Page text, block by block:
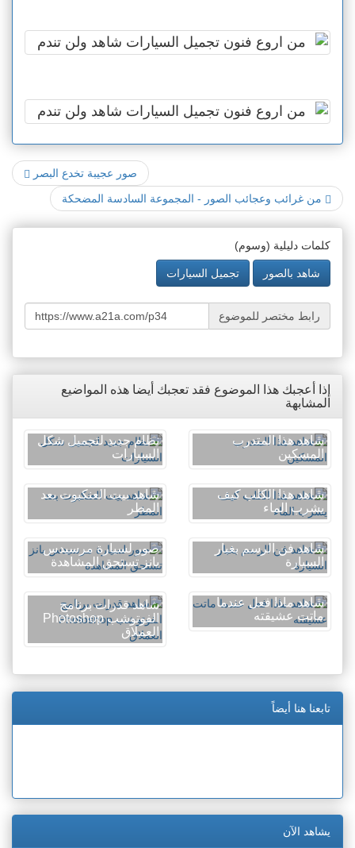
صور عجيبة تخدع البصر
من غرائب وعجائب الصور - المجموعة السادسة المضحكة
كلمات دليلية (وسوم)
شاهد بالصور تجميل السيارات
رابط مختصر للموضوع
إذا أعجبك هذا الموضوع فقد تعجبك أيضا هذه المواضيع
المشابهة
شاهد هذا المتدرب
المسكين
نظام جديد لتجميل شكل
السيارات
شاهد هذا الكلب كيف
يشرب الماء
شاهد بيت العنكبوت بعد
المطر
شاهد فن الرسم بغبار
السيارة
صور لسيارة مرسيدس
بانز تستحق المشاهدة
شاهد ماذا فعل عندما
ماتت عشيقته
شاهد قدرات برنامج
الفوتوشب Photoshop
العملاق
تابعنا هنا أيضاً
يشاهد الآن